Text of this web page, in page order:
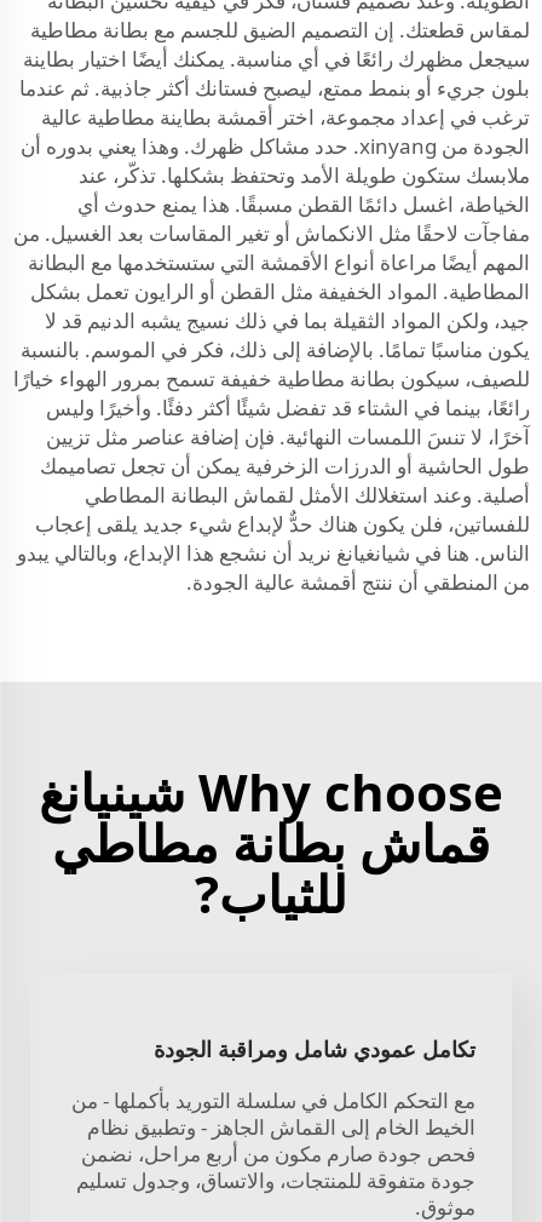
لمقاس قطعتك. إن التصميم الضيق للجسم مع بطانة مطاطية
سيجعل مظهرك رائعًا في أي مناسبة. يمكنك أيضًا اختيار بطاينة
بلون جريء أو بنمط ممتع، ليصبح فستانك أكثر جاذبية. ثم عندما
ترغب في إعداد مجموعة، اختر أقمشة بطاينة مطاطية عالية
الجودة من xinyang. حدد مشاكل ظهرك. وهذا يعني بدوره أن
ملابسك ستكون طويلة الأمد وتحتفظ بشكلها. تذكّر، عند
الخياطة، اغسل دائمًا القطن مسبقًا. هذا يمنع حدوث أي
مفاجآت لاحقًا مثل الانكماش أو تغير المقاسات بعد الغسيل. من
المهم أيضًا مراعاة أنواع الأقمشة التي ستستخدمها مع البطانة
المطاطية. المواد الخفيفة مثل القطن أو الرايون تعمل بشكل
جيد، ولكن المواد الثقيلة بما في ذلك نسيج يشبه الدنيم قد لا
يكون مناسبًا تمامًا. بالإضافة إلى ذلك، فكر في الموسم. بالنسبة
للصيف، سيكون بطانة مطاطية خفيفة تسمح بمرور الهواء خيارًا
رائعًا، بينما في الشتاء قد تفضل شيئًا أكثر دفئًا. وأخيرًا وليس
آخرًا، لا تنسَ اللمسات النهائية. فإن إضافة عناصر مثل تزيين
طول الحاشية أو الدرزات الزخرفية يمكن أن تجعل تصاميمك
أصلية. وعند استغلالك الأمثل لقماش البطانة المطاطي
للفساتين، فلن يكون هناك حدٌّ لإبداع شيء جديد يلقى إعجاب
الناس. هنا في شيانغيانغ نريد أن نشجع هذا الإبداع، وبالتالي يبدو
من المنطقي أن ننتج أقمشة عالية الجودة.
Why choose شينيانغ
قماش بطانة مطاطي
للثياب?
تكامل عمودي شامل ومراقبة الجودة
مع التحكم الكامل في سلسلة التوريد بأكملها - من
الخيط الخام إلى القماش الجاهز - وتطبيق نظام
فحص جودة صارم مكون من أربع مراحل، نضمن
جودة متفوقة للمنتجات، والاتساق، وجدول تسليم
موثوق.